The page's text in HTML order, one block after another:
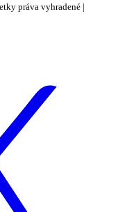
práva vyhradené |